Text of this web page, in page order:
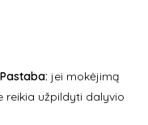
Pastaba: jei mokėjimą
reikia užpildyti dalyvio